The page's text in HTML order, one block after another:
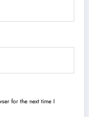
for the next time I